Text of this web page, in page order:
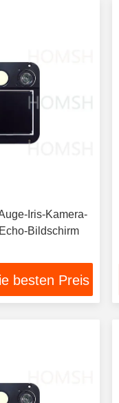
Iris-Kamera-
Bildschirm
besten Preis